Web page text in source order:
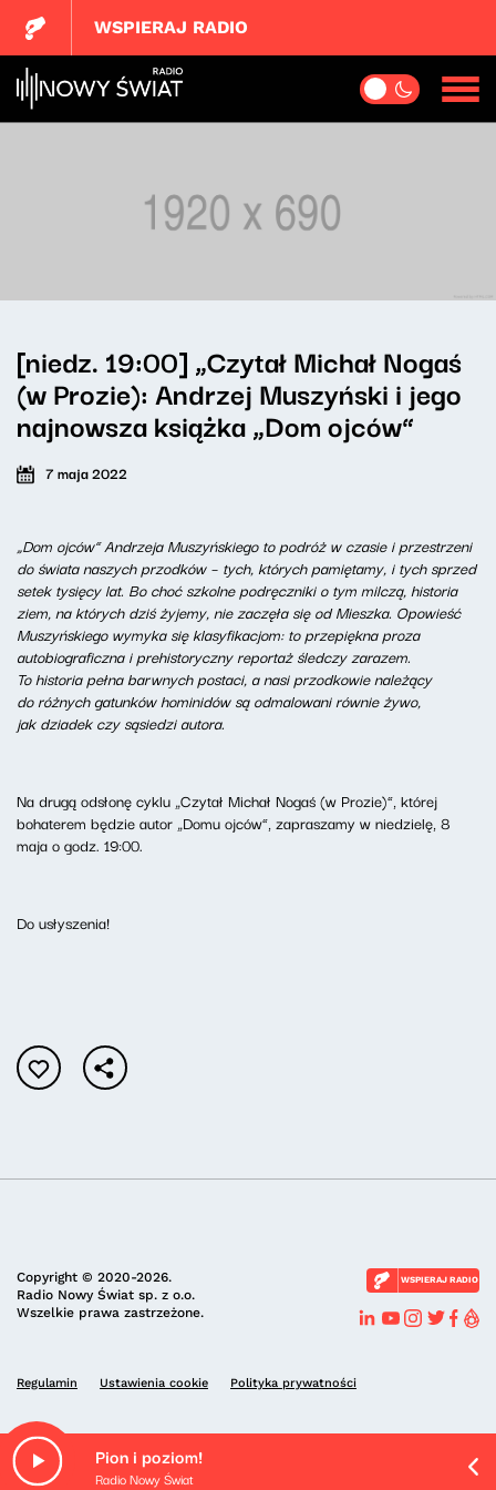
Pion i poziom!
Radio Nowy Świat
WSPIERAJ RADIO
[niedz. 19:00] „Czytał Michał Nogaś
(w Prozie): Andrzej Muszyński i jego
najnowsza książka „Dom ojców”
7 maja 2022
„Dom ojców” Andrzeja Muszyńskiego to podróż w czasie i przestrzeni
do świata naszych przodków – tych, których pamiętamy, i tych sprzed
setek tysięcy lat. Bo choć szkolne podręczniki o tym milczą, historia
ziem, na których dziś żyjemy, nie zaczęła się od Mieszka. Opowieść
Muszyńskiego wymyka się klasyfikacjom: to przepiękna proza
autobiograficzna i prehistoryczny reportaż śledczy zarazem.
To historia pełna barwnych postaci, a nasi przodkowie należący
do różnych gatunków hominidów są odmalowani równie żywo,
jak dziadek czy sąsiedzi autora.
Na drugą odsłonę cyklu „Czytał Michał Nogaś (w Prozie)”, której
bohaterem będzie autor „Domu ojców”, zapraszamy w niedzielę, 8
maja o godz. 19:00.
Do usłyszenia!
Copyright © 2020-2026.
Radio Nowy Świat sp. z o.o.
Wszelkie prawa zastrzeżone.
WSPIERAJ RADIO
Regulamin Ustawienia cookie Polityka prywatności